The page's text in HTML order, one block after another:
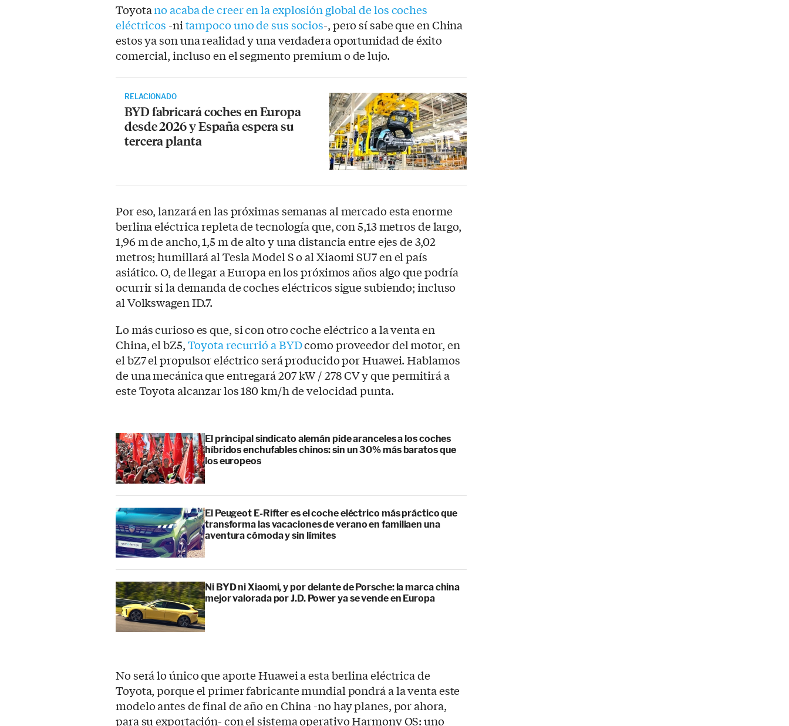
Toyotano acaba de creer en la explosión global de los coches
eléctricos -nitampoco uno de sus socios-, pero sí sabe que en China
estos ya son una realidad y una verdadera oportunidad de éxito
comercial, incluso en el segmento premium o de lujo.
RELACIONADO
BYD fabricará coches en Europa
desde 2026 y España espera su
tercera planta
Por eso, lanzará en las próximas semanas al mercado esta enorme
berlina eléctrica repleta de tecnología que, con 5,13 metros de largo,
1,96 m de ancho, 1,5 m de alto y una distancia entre ejes de 3,02
metros; humillará al Tesla Model S o al Xiaomi SU7 en el país
asiático. O, de llegar a Europa en los próximos años algo que podría
ocurrir si la demanda de coches eléctricos sigue subiendo; incluso
al Volkswagen ID.7.
Lo más curioso es que, si con otro coche eléctrico a la venta en
China, el bZ5,Toyota recurrió a BYDcomo proveedor del motor, en
el bZ7 el propulsor eléctrico será producido por Huawei. Hablamos
de una mecánica que entregará 207 kW / 278 CV y que permitirá a
este Toyota alcanzar los 180 km/h de velocidad punta.
El principal sindicato alemán pide aranceles a los coches
híbridos enchufables chinos: sin un 30% más baratos que
los europeos
El Peugeot E-Rifter es el coche eléctrico más práctico que
transforma las vacaciones de verano en familiaen una
aventura cómoda y sin límites
Ni BYD ni Xiaomi, y por delante de Porsche: la marca china
mejor valorada por J.D. Power ya se vende en Europa
No será lo único que aporte Huawei a esta berlina eléctrica de
Toyota, porque el primer fabricante mundial pondrá a la venta este
modelo antes de final de año en China -no hay planes, por ahora,
para su exportación- con el sistema operativo Harmony OS: uno